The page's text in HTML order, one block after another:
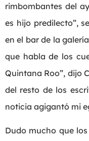
rimbombantes del
es hijo predilecto”,
en el bar de la
que habla de los
Quintana Roo”, dijo
del resto de los
noticia agigantó mi
Dudo mucho que